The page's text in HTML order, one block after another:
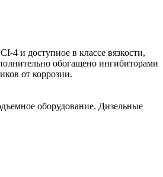
4 и доступное в классе вязкости,
обогащено ингибиторами
от коррозии.
оборудование. Дизельные